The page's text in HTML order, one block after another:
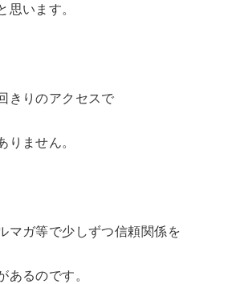
思います。
きりのアクセスで
りません。
マガ等で少しずつ信頼関係を
あるのです。